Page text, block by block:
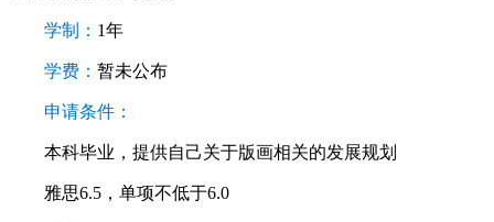
学制： 1年
学费： 暂未公布
申请条件：
本科毕业，提供自己关于版画相关的发展规划
雅思6.5，单项不低于6.0